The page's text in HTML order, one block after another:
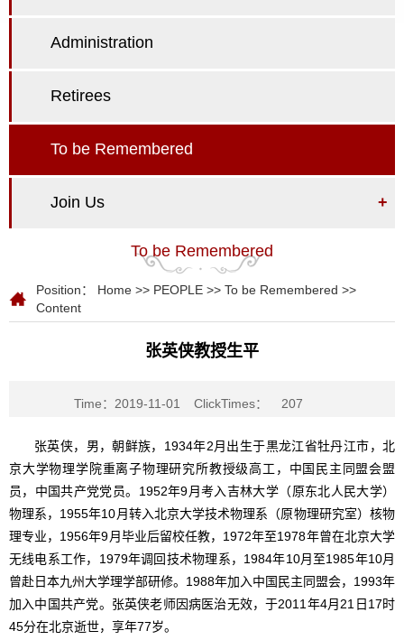
Administration
Retirees
To be Remembered
Join Us +
To be Remembered
Position： Home >> PEOPLE >> To be Remembered >>
Content
张英侠教授生平
Time：2019-11-01 ClickTimes： 207
张英侠，男，朝鲜族，1934年2月出生于黒龙江省牡丹江市，北
京大学物理学院重离子物理研究所教授级高工，中国民主同盟会盟
员，中国共产党党员。1952年9月考入吉林大学（原东北人民大学）
物理系，1955年10月转入北京大学技术物理系（原物理研究室）核物
理专业，1956年9月毕业后留校任教，1972年至1978年曾在北京大学
无线电系工作，1979年调回技术物理系，1984年10月至1985年10月
曾赴日本九州大学理学部研修。1988年加入中国民主同盟会，1993年
加入中国共产党。张英侠老师因病医治无效，于2011年4月21日17时
45分在北京逝世，享年77岁。